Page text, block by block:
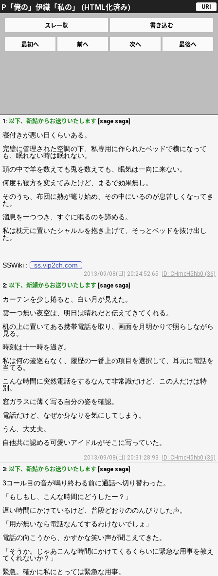
P「俺の」伊織「私の」 (HTML化済み) URI
スレ一覧 書き込む
最初へ 前へ 次へ 最後へ
1: 以下、新鯖からお送りいたします [sage saga]
寝付きが悪い日くらいある。
完璧に管理された空調の下、私専用に作られたベッドで横になって
も、眠れない時は眠れない。
頭の中で羊を数えても兎を数えても、眠気は一向に来ない。
何度も寝方を変えてみたけど、まるで効果無し。
そのうち、布団に熱が篭り始め、その中にいるのが息苦しくなってき
た。
溜息を一つつき、すぐに眠るのを諦める。
私は枕元に置いたシャルルを抱き上げて、そっとベッドを抜け出し
た。
SSWiki : ss.vip2ch.com
2013/09/08(日) 20:24:52.65
ID: CHmcH5hb0 (36)
2: 以下、新鯖からお送りいたします [sage saga]
カーテンを少し捲ると、白い月が見えた。
雲一つ無い夜空は、明日は晴れだと伝えてきてくれる。
机の上に置いてある携帯電話を取り、画面を月明かりで照らしながら
見る。
時刻は十一時を過ぎ。
私は何の逡巡もなく、履歴の一番上の項目を選択して、耳元に電話を
当てる。
こんな時間に突然電話をするなんて非常識だけど、この人だけは特
別。
窓ガラスに薄く写る自分の姿を確認。
電話だけど、なぜか身なりを気にしてしまう。
うん、大丈夫。
自他共に認める可愛いアイドルがそこに写っていた。
2013/09/08(日) 20:31:28.93
ID: CHmcH5hb0 (36)
3: 以下、新鯖からお送りいたします [sage saga]
3コール目の音が鳴り終わる前に通話へ切り替わった。
「もしもし、こんな時間にどうしたー？」
遅い時間にかけているけど、普段どおりののんびりした声。
「用が無いなら電話なんてするわけないでしょ」
電話の向こうから、かすかな笑い声が聞こえてきた。
「そうか。じゃあこんな時間にかけてくるくらいに緊急な用事を教え
てくれないか？」
緊急。確かに私にとっては緊急な用事。